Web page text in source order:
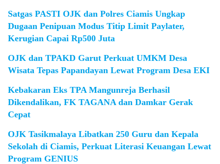
Satgas PASTI OJK dan Polres Ciamis Ungkap
Dugaan Penipuan Modus Titip Limit Paylater,
Kerugian Capai Rp500 Juta
OJK dan TPAKD Garut Perkuat UMKM Desa
Wisata Tepas Papandayan Lewat Program Desa EKI
Kebakaran Eks TPA Mangunreja Berhasil
Dikendalikan, FK TAGANA dan Damkar Gerak
Cepat
OJK Tasikmalaya Libatkan 250 Guru dan Kepala
Sekolah di Ciamis, Perkuat Literasi Keuangan Lewat
Program GENIUS